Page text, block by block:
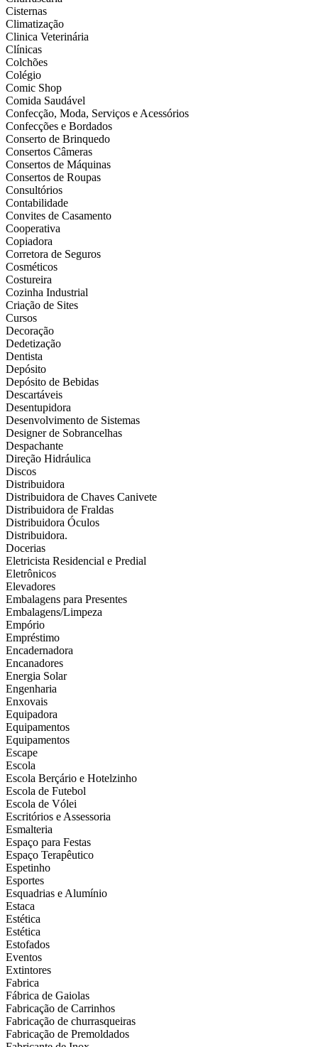
Cisternas
Climatização
Clinica Veterinária
Clínicas
Colchões
Colégio
Comic Shop
Comida Saudável
Confecção, Moda, Serviços e Acessórios
Confecções e Bordados
Conserto de Brinquedo
Consertos Câmeras
Consertos de Máquinas
Consertos de Roupas
Consultórios
Contabilidade
Convites de Casamento
Cooperativa
Copiadora
Corretora de Seguros
Cosméticos
Costureira
Cozinha Industrial
Criação de Sites
Cursos
Decoração
Dedetização
Dentista
Depósito
Depósito de Bebidas
Descartáveis
Desentupidora
Desenvolvimento de Sistemas
Designer de Sobrancelhas
Despachante
Direção Hidráulica
Discos
Distribuidora
Distribuidora de Chaves Canivete
Distribuidora de Fraldas
Distribuidora Óculos
Distribuidora.
Docerias
Eletricista Residencial e Predial
Eletrônicos
Elevadores
Embalagens para Presentes
Embalagens/Limpeza
Empório
Empréstimo
Encadernadora
Encanadores
Energia Solar
Engenharia
Enxovais
Equipadora
Equipamentos
Equipamentos
Escape
Escola
Escola Berçário e Hotelzinho
Escola de Futebol
Escola de Vólei
Escritórios e Assessoria
Esmalteria
Espaço para Festas
Espaço Terapêutico
Espetinho
Esportes
Esquadrias e Alumínio
Estaca
Estética
Estética
Estofados
Eventos
Extintores
Fabrica
Fábrica de Gaiolas
Fabricação de Carrinhos
Fabricação de churrasqueiras
Fabricação de Premoldados